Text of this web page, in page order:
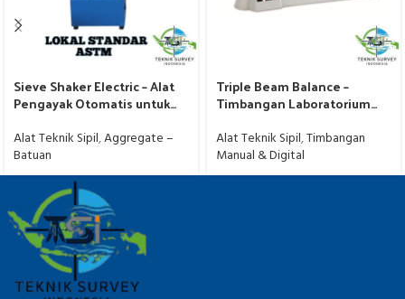
Sieve Shaker Electric – Alat
Pengayak Otomatis untuk
Alat Teknik Sipil,Aggregate –
Batuan
Triple Beam Balance –
Timbangan Laboratorium
Alat Teknik Sipil,Timbangan
Manual & Digital